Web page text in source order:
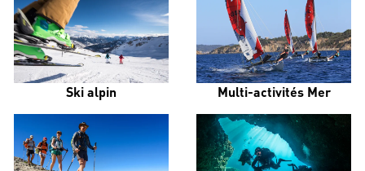
Ski alpin Multi-activités Mer